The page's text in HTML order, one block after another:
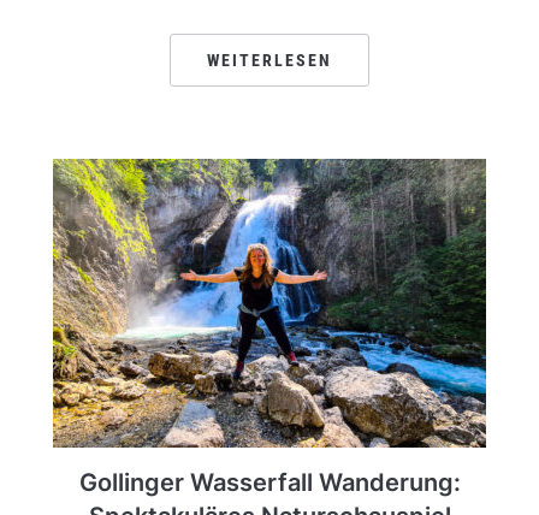
WEITERLESEN
Gollinger Wasserfall Wanderung: